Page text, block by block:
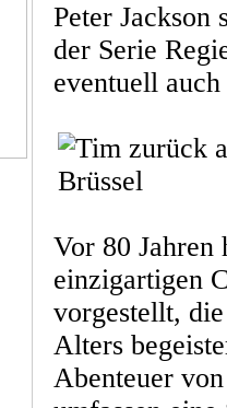
Peter Jackson
der Serie
eventuell
Vor 80 Jahren
einzigartigen
vorgestellt,
Alters
Abenteuer